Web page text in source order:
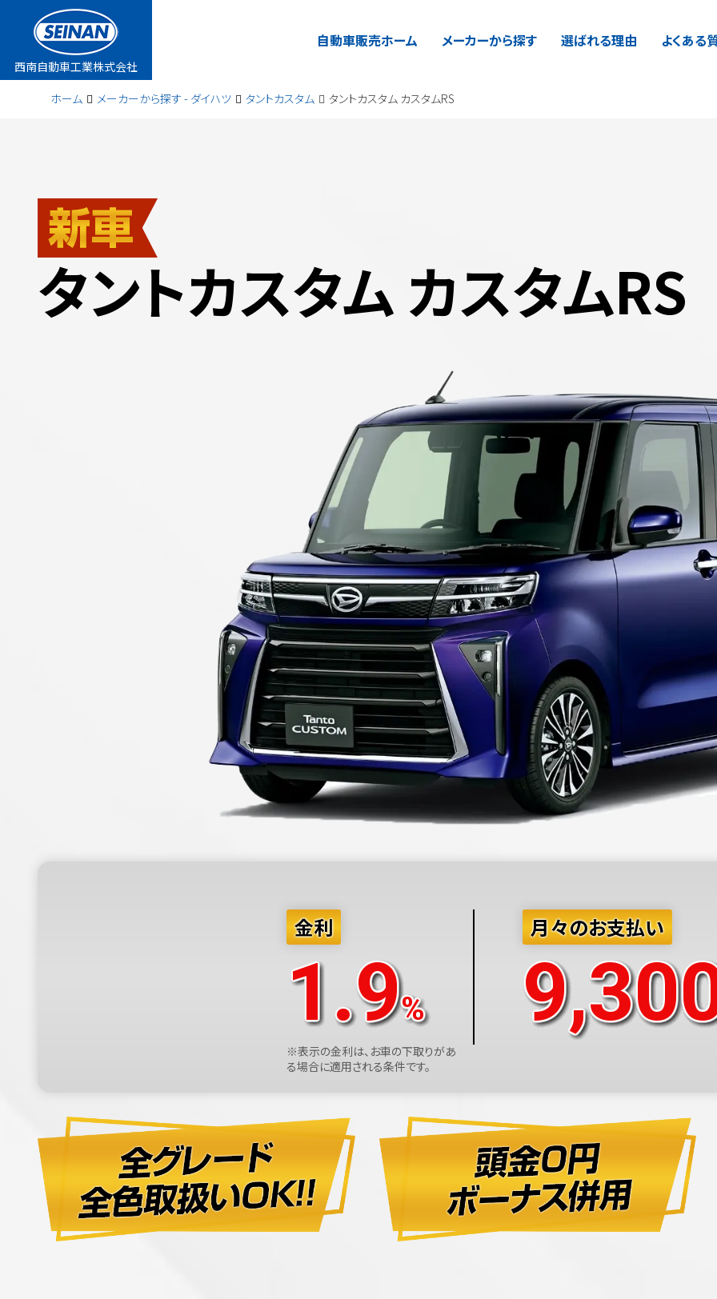
西南自動車工業株式会社
自動車販売ホーム メーカーから探す 選ばれる理由 よくある
西南自動車工業株式会社
自動車販売ホーム メーカーから探す 選ばれる理由 よくある
ホーム メーカーから探す - ダイハツ タントカスタム タントカスタム カスタムRS
タントカスタム カスタムRS
金利
1.9%
※表示の金利は、お車の下取りがあ
る場合に適用される条件です。
月々のお支払い